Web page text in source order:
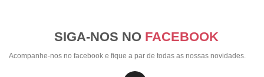
SIGA-NOS NO FACEBOOK
Acompanhe-nos no facebook e fique a par de todas as nossas novidades.